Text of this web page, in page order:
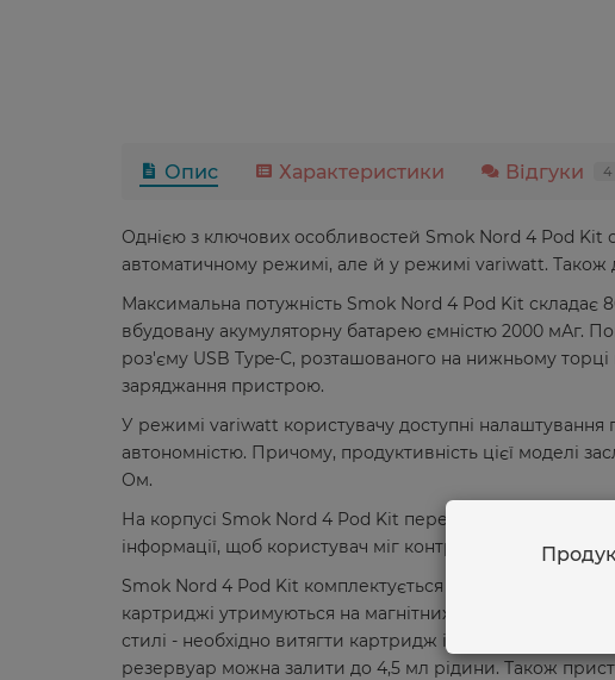
Опис Характеристики Відгуки 4
Однією з ключових особливостей Smok Nord 4 Pod Kit
автоматичному режимі, але й у режимі variwatt. Також
Максимальна потужність Smok Nord 4 Pod Kit складає
вбудовану акумуляторну батарею ємністю 2000 мАг.
роз'єму USB Type-C, розташованого на нижньому
заряджання пристрою.
У режимі variwatt користувачу доступні налаштування
автономністю. Причому, продуктивність цієї моделі
Ом.
На корпусі Smok Nord 4 Pod Kit передбачено
інформації, щоб користувач міг контролювати
Smok Nord 4 Pod Kit комплектується відразу двома
картриджі утримуються на магнітних конекторах,
стилі - необхідно витягти картридж із пристрою і
резервуар можна залити до 4,5 мл рідини. Також